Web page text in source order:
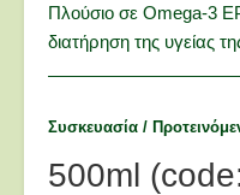
Πλούσιο σε Omega-3
διατήρηση της υγείας
Συσκευασία /
500ml